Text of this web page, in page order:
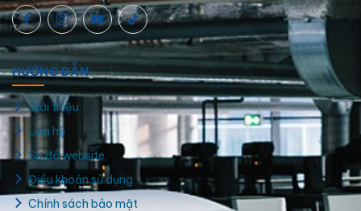
HƯỚNG DẪN
Giới thiệu
Liên hệ
Sơ đồ website
Điều khoản sử dụng
Chính sách bảo mật